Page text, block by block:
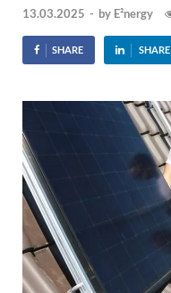
13.03.2025 - by E²nergy
SHARE SHARE